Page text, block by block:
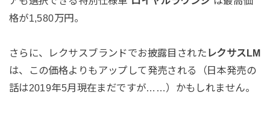
格が1,580万円。
さらに、レクサスブランドでお披露目された レクサスLM
は、この価格よりもアップして発売される（日本発売の
話は2019年5月現在まだですが……）かもしれません。